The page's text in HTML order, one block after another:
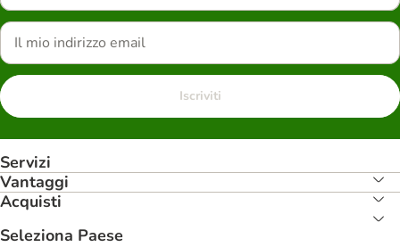
Iscriviti
Servizi
Vantaggi
Acquisti
Seleziona Paese